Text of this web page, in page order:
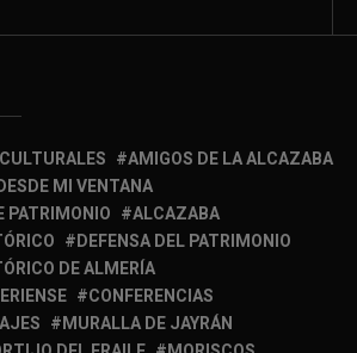
AMIGOS DE LA ALCAZABA
MI VENTANA
PATRIMONIO
ALCAZABA
DEFENSA DEL PATRIMONIO
DE ALMERÍA
CONFERENCIAS
MURALLA DE JAYRÁN